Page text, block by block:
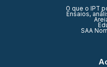
O que o IPT
Ensaios,
SAA